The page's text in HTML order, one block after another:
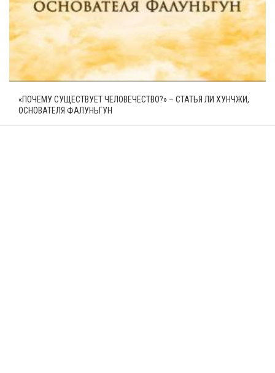
«ПОЧЕМУ СУЩЕСТВУЕТ ЧЕЛОВЕЧЕСТВО?» – СТАТЬЯ ЛИ ХУНЧЖИ,
ОСНОВАТЕЛЯ ФАЛУНЬГУН